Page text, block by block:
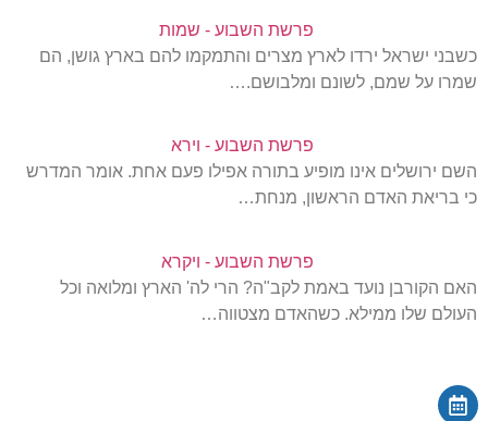
פרשת השבוע - שמות
כשבני ישראל ירדו לארץ מצרים והתמקמו להם בארץ גושן, הם
שמרו על שמם, לשונם ומלבושם.…
פרשת השבוע - וירא
השם ירושלים אינו מופיע בתורה אפילו פעם אחת. אומר המדרש
כי בריאת האדם הראשון, מנחת…
פרשת השבוע - ויקרא
האם הקורבן נועד באמת לקב"ה? הרי לה' הארץ ומלואה וכל
העולם שלו ממילא. כשהאדם מצטווה…